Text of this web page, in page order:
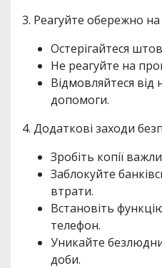
3. Реагуйте обережно на
Остерігайтеся
Не реагуйте на
Відмовляйтеся
допомоги.
4. Додаткові заходи
Зробіть копії
Заблокуйте
втрати.
Встановіть
телефон.
Уникайте
доби.